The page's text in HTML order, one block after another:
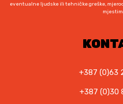
eventualne ljudske ili tehničke greške,
+387 (0)63
+387 (0)30